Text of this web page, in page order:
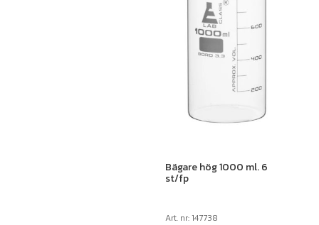
Bägare hög 1000 ml. 6
st/fp
Art. nr: 147738